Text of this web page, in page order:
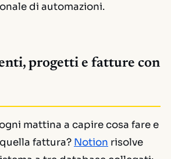
di automazioni.
progetti e fatture con
mattina a capire cosa fare e
fattura? Notion risolve